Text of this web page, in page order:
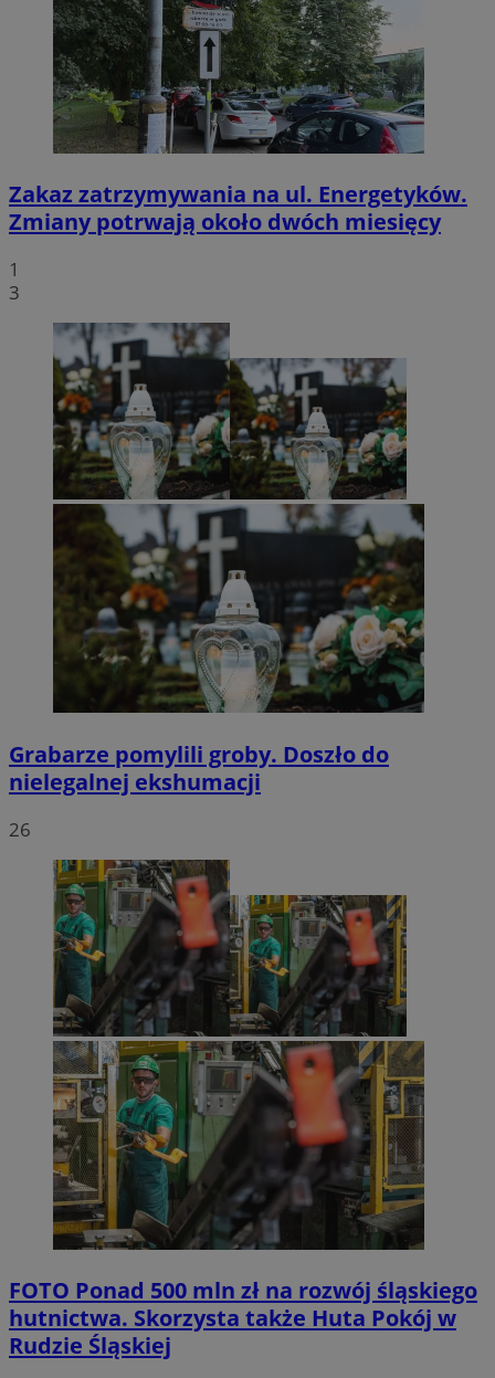
Zakaz zatrzymywania na ul. Energetyków.
Zmiany potrwają około dwóch miesięcy
1
3
Grabarze pomylili groby. Doszło do
nielegalnej ekshumacji
26
FOTO Ponad 500 mln zł na rozwój śląskiego
hutnictwa. Skorzysta także Huta Pokój w
Rudzie Śląskiej